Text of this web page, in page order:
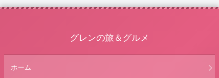
グレンの旅＆グルメ
ホーム